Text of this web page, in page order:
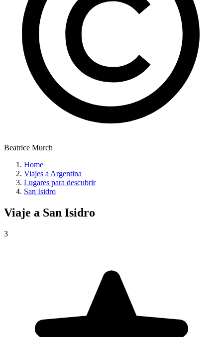
Beatrice Murch
Home
Viajes a Argentina
Lugares para descubrir
San Isidro
Viaje a San Isidro
3